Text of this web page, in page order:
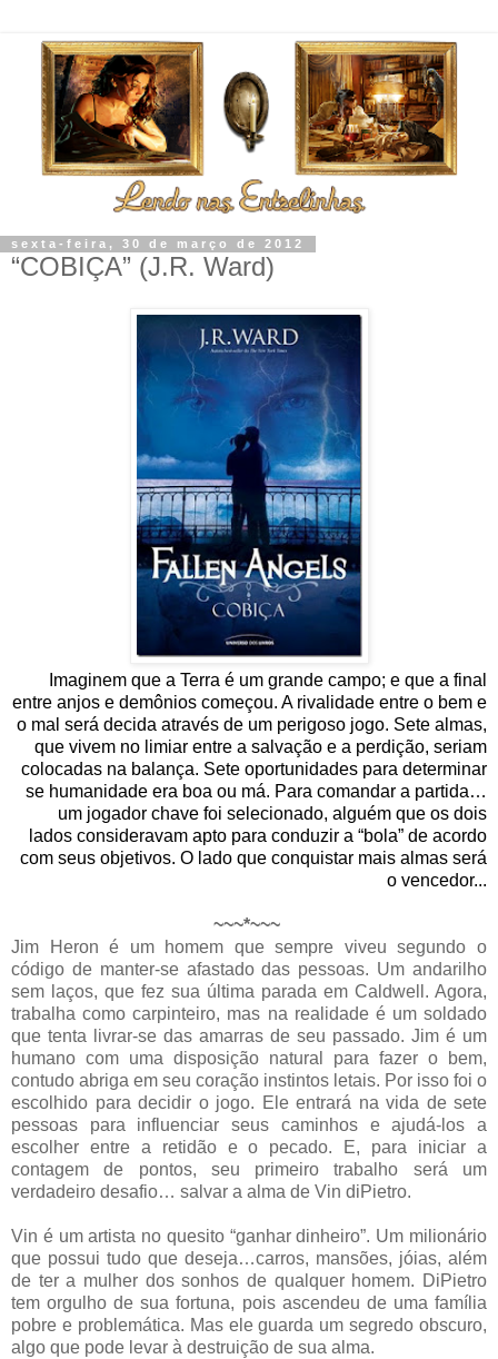
sexta-feira, 30 de março de 2012
“COBIÇA” (J.R. Ward)
Imaginem que a Terra é um grande campo; e que a final
entre anjos e demônios começou. A rivalidade entre o bem e
o mal será decida através de um perigoso jogo. Sete almas,
que vivem no limiar entre a salvação e a perdição, seriam
colocadas na balança. Sete oportunidades para determinar
se humanidade era boa ou má. Para comandar a partida…
um jogador chave foi selecionado, alguém que os dois
lados consideravam apto para conduzir a “bola” de acordo
com seus objetivos. O lado que conquistar mais almas será
o vencedor...
~~~*~~~
Jim Heron é um homem que sempre viveu segundo o
código de manter-se afastado das pessoas. Um andarilho
sem laços, que fez sua última parada em Caldwell. Agora,
trabalha como carpinteiro, mas na realidade é um soldado
que tenta livrar-se das amarras de seu passado. Jim é um
humano com uma disposição natural para fazer o bem,
contudo abriga em seu coração instintos letais. Por isso foi o
escolhido para decidir o jogo. Ele entrará na vida de sete
pessoas para influenciar seus caminhos e ajudá-los a
escolher entre a retidão e o pecado. E, para iniciar a
contagem de pontos, seu primeiro trabalho será um
verdadeiro desafio… salvar a alma de Vin diPietro.
Vin é um artista no quesito “ganhar dinheiro”. Um milionário
que possui tudo que deseja…carros, mansões, jóias, além
de ter a mulher dos sonhos de qualquer homem. DiPietro
tem orgulho de sua fortuna, pois ascendeu de uma família
pobre e problemática. Mas ele guarda um segredo obscuro,
algo que pode levar à destruição de sua alma.